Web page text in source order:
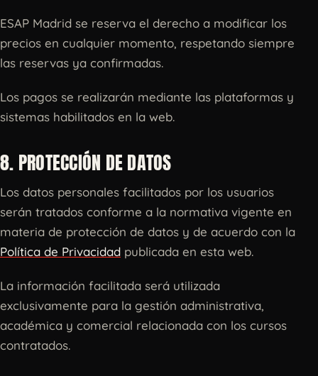
ESAP Madrid se reserva el derecho a modificar los
precios en cualquier momento, respetando siempre
las reservas ya confirmadas.
Los pagos se realizarán mediante las plataformas y
sistemas habilitados en la web.
8. PROTECCIÓN DE DATOS
Los datos personales facilitados por los usuarios
serán tratados conforme a la normativa vigente en
materia de protección de datos y de acuerdo con la
Política de Privacidad publicada en esta web.
La información facilitada será utilizada
exclusivamente para la gestión administrativa,
académica y comercial relacionada con los cursos
contratados.